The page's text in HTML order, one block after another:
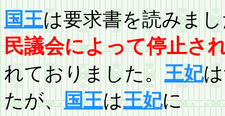
国王は要求書を読みま
民議会によって停止さ
れておりました。 王妃
たが、国王は王妃に